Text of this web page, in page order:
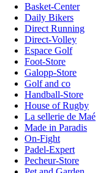
Basket-Center
Daily Bikers
Direct Running
Direct-Volley
Espace Golf
Foot-Store
Galopp-Store
Golf and co
Handball-Store
House of Rugby
La sellerie de Maé
Made in Paradis
On-Fight
Padel-Expert
Pecheur-Store